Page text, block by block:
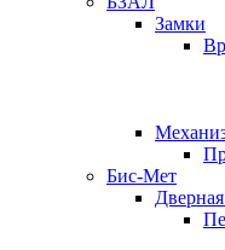
Замки
Бис-Мет